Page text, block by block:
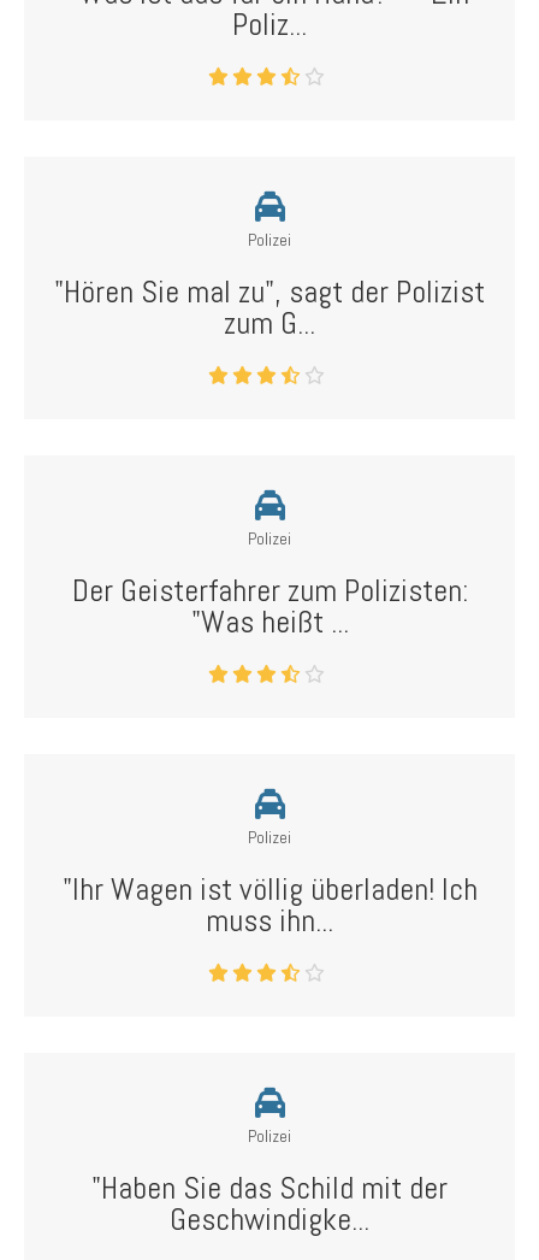
Poliz...
Polizei
"Hören Sie mal zu", sagt der Polizist
zum G...
Polizei
Der Geisterfahrer zum Polizisten:
"Was heißt ...
Polizei
"Ihr Wagen ist völlig überladen! Ich
muss ihn...
Polizei
"Haben Sie das Schild mit der
Geschwindigke...